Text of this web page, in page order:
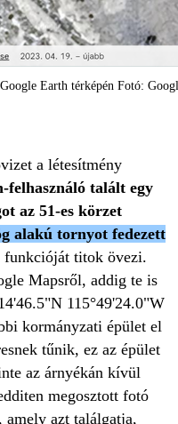
Earth térképén Fotó:
a létesítmény
felhasználó talált egy
az 51-es körzet
alakú tornyot fedezett
funkcióját titok övezi.
Mapsről, addig te is
115°49'24.0"W
kormányzati épület el
tűnik, ez az épület
az árnyékán kívül
megosztott fotó
amely azt találgatja,